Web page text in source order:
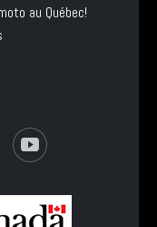
au Québec!